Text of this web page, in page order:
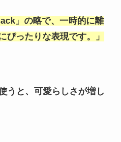
」の略で、一時的に離
ぴったりな表現です。」
うと、可愛らしさが増し